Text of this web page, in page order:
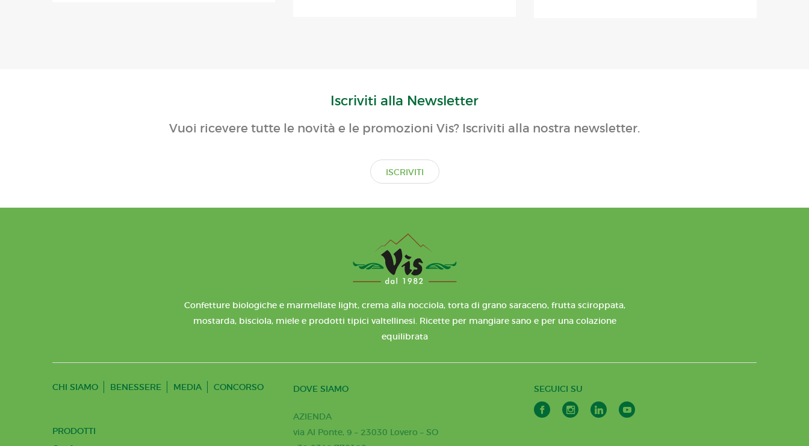
Iscriviti alla Newsletter
Vuoi ricevere tutte le novità e le promozioni Vis? Iscriviti alla nostra newsletter.
ISCRIVITI
Confetture biologiche e marmellate light, crema alla nocciola, torta di grano saraceno, frutta sciroppata,
mostarda, bisciola, miele e prodotti tipici valtellinesi. Ricette per mangiare sano e per una colazione
equilibrata
CHI SIAMO BENESSERE MEDIA CONCORSO
PRODOTTI
DOVE SIAMO
AZIENDA
via Al Ponte, 9 – 23030 Lovero – SO
SEGUICI SU